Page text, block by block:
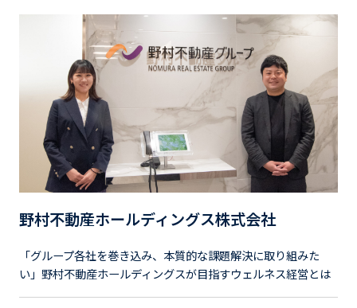
野村不動産ホールディングス株式会社
「グループ各社を巻き込み、本質的な課題解決に取り組みた
い」野村不動産ホールディングスが目指すウェルネス経営とは